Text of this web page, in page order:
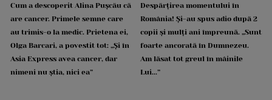
Cum a descoperit Alina Pușcău că
are cancer. Primele semne care
au trimis-o la medic. Prietena ei,
Olga Barcari, a povestit tot: „Și în
Asia Express avea cancer, dar
nimeni nu știa, nici ea”
Despărțirea momentului în
România! Și-au spus adio după 2
copii și mulți ani împreună. „Sunt
foarte ancorată în Dumnezeu.
Am lăsat tot greul în mâinile
Lui...”